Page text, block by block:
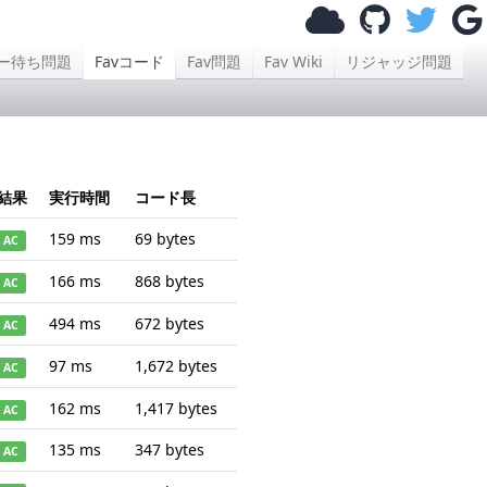
待ち問題 Favコード Fav問題 Fav Wiki リジャッジ問題
果 実行時間 コード長
AC 159 ms 69 bytes
AC 166 ms 868 bytes
AC 494 ms 672 bytes
AC 97 ms 1,672 bytes
AC 162 ms 1,417 bytes
AC 135 ms 347 bytes